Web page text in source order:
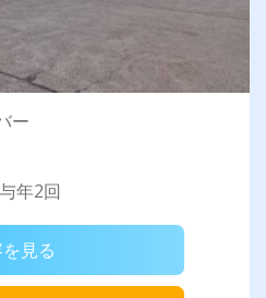
ー
年2回
見る